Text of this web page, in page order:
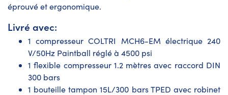
éprouvé et ergonomique.
Livré avec:
1 compresseur COLTRI MCH6-EM électrique 240
V/50Hz Paintball réglé à 4500 psi
1 flexible compresseur 1.2 mètres avec raccord DIN
300 bars
1 bouteille tampon 15L/300 bars TPED avec robinet